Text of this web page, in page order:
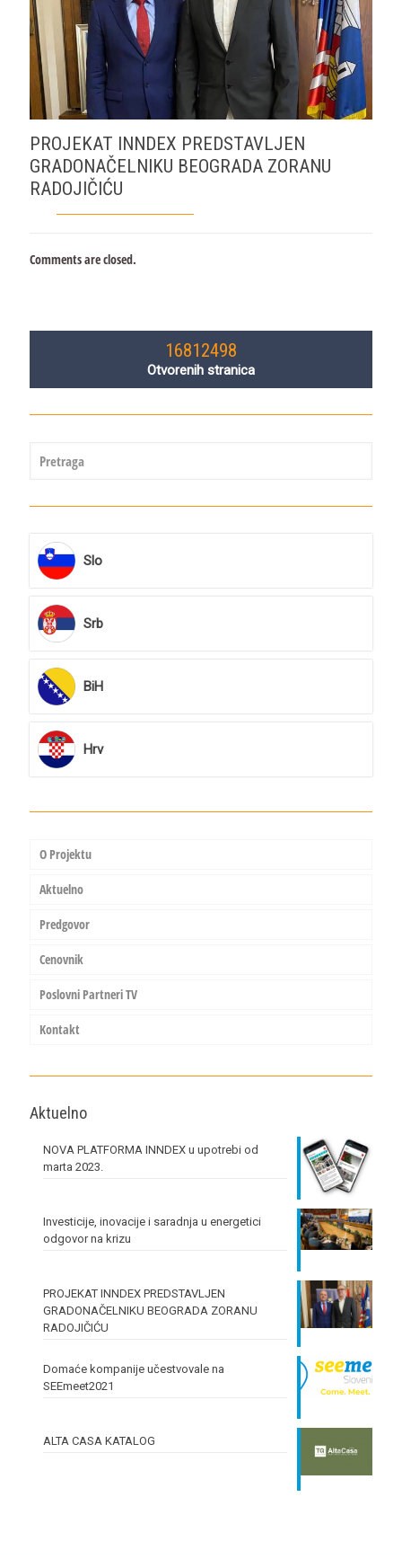
PROJEKAT INNDEX PREDSTAVLJEN
GRADONAČELNIKU BEOGRADA ZORANU
RADOJIČIĆU
Comments are closed.
16812498
Otvorenih stranica
Slo
Srb
BiH
Hrv
O Projektu
Aktuelno
Predgovor
Cenovnik
Poslovni Partneri TV
Kontakt
Aktuelno
NOVA PLATFORMA INNDEX u upotrebi od
marta 2023.
Investicije, inovacije i saradnja u energetici
odgovor na krizu
PROJEKAT INNDEX PREDSTAVLJEN
GRADONAČELNIKU BEOGRADA ZORANU
RADOJIČIĆU
Domaće kompanije učestvovale na
SEEmeet2021
ALTA CASA KATALOG